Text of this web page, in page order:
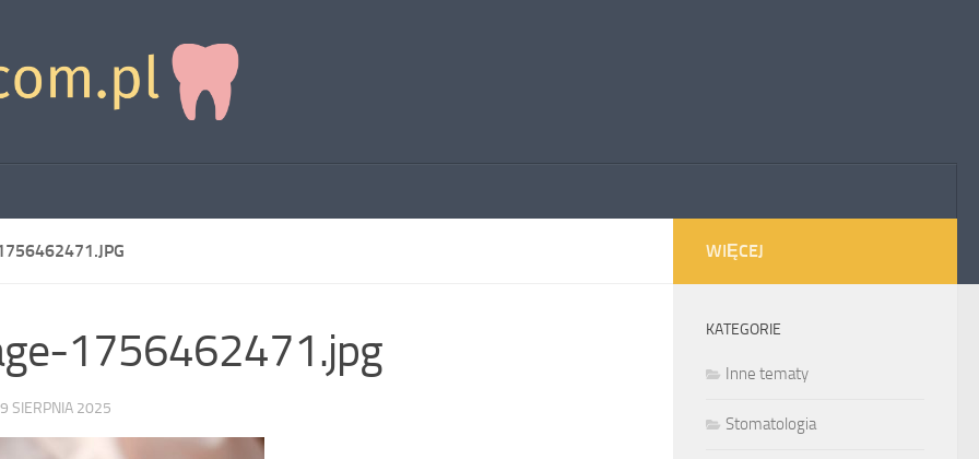
1756462471.jpg
SIERPNIA 2025
WIĘCEJ
KATEGORIE
Inne tematy
Stomatologia